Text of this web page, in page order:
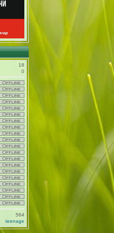
18
0
564
teenage